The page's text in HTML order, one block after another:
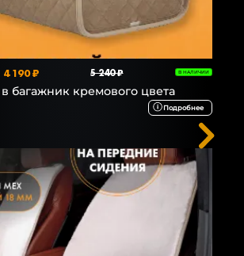
4 190 ₽ 5 240 ₽ В НАЛИЧИИ
багажник кремового цвета
Подробнее